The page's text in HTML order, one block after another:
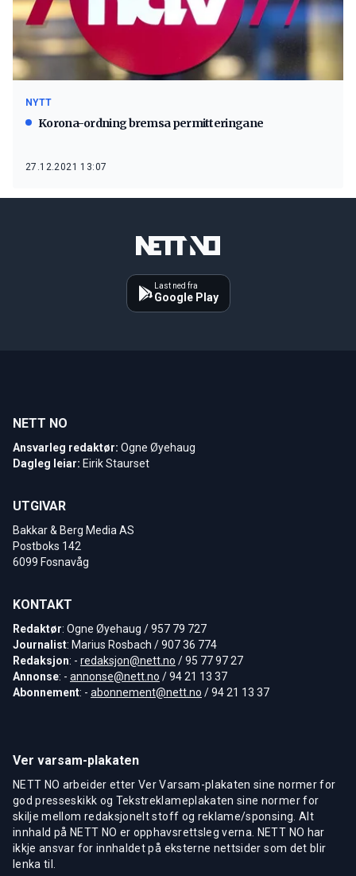
NYTT
Korona-ordning bremsa permitteringane
27.12.2021 13:07
Last ned fra
Google Play
NETT NO
Ansvarleg redaktør: Ogne Øyehaug
Dagleg leiar: Eirik Staurset
UTGIVAR
Bakkar & Berg Media AS
Postboks 142
6099 Fosnavåg
KONTAKT
Redaktør: Ogne Øyehaug / 957 79 727
Journalist: Marius Rosbach / 907 36 774
Redaksjon: - redaksjon@nett.no / 95 77 97 27
Annonse: - annonse@nett.no / 94 21 13 37
Abonnement: - abonnement@nett.no / 94 21 13 37
Ver varsam-plakaten
NETT NO arbeider etter Ver Varsam-plakaten sine normer for
god presseskikk og Tekstreklameplakaten sine normer for
skilje mellom redaksjonelt stoff og reklame/sponsing. Alt
innhald på NETT NO er opphavsrettsleg verna. NETT NO har
ikkje ansvar for innhaldet på eksterne nettsider som det blir
lenka til.